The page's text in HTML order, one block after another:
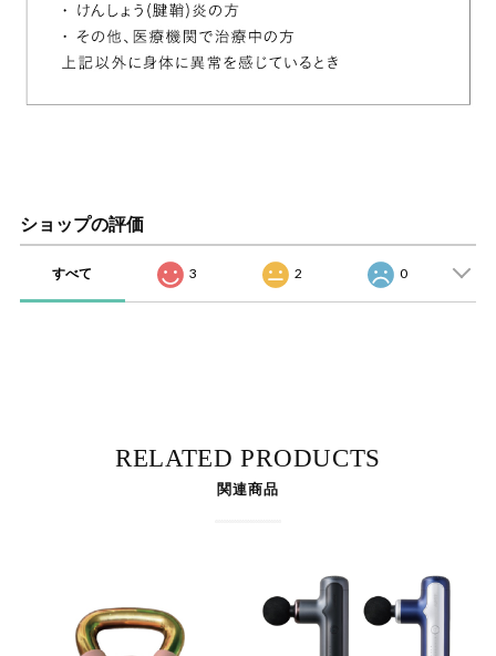
ショップの評価
すべて 3 2 0
RELATED PRODUCTS
関連商品